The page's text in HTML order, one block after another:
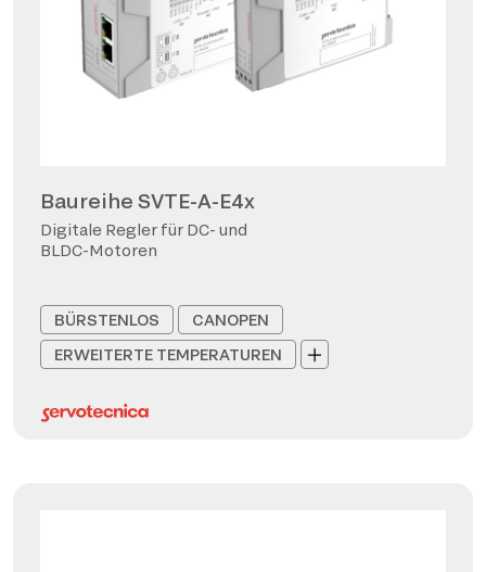
Baureihe SVTE-A-E4x
Digitale Regler für DC- und
BLDC-Motoren
BÜRSTENLOS
CANOPEN
ERWEITERTE TEMPERATUREN